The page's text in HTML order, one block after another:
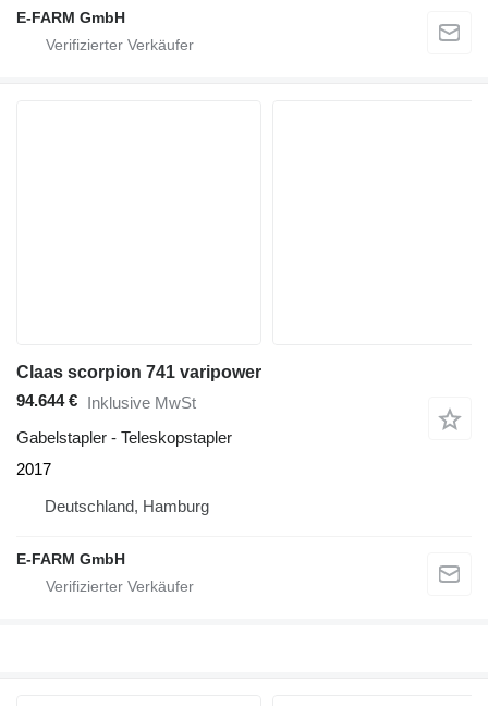
E-FARM GmbH
Claas scorpion 741 varipower
94.644 € Inklusive MwSt
Gabelstapler - Teleskopstapler
2017
Deutschland, Hamburg
E-FARM GmbH